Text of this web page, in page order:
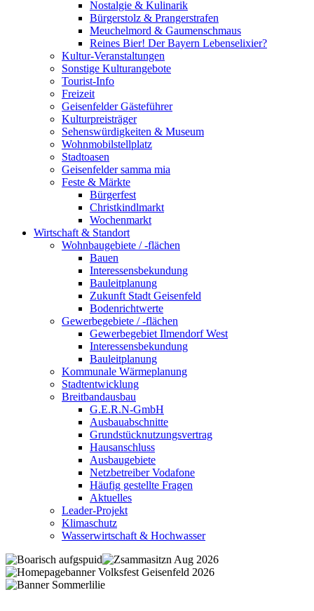
Nostalgie & Kulinarik
Bürgerstolz & Prangerstrafen
Meuchelmord & Gaumenschmaus
Reines Bier! Der Bayern Lebenselixier?
Kultur-Veranstaltungen
Sonstige Kulturangebote
Tourist-Info
Freizeit
Geisenfelder Gästeführer
Kulturpreisträger
Sehenswürdigkeiten & Museum
Wohnmobilstellplatz
Stadtoasen
Geisenfelder samma mia
Feste & Märkte
Bürgerfest
Christkindlmarkt
Wochenmarkt
Wirtschaft & Standort
Wohnbaugebiete / -flächen
Bauen
Interessensbekundung
Bauleitplanung
Zukunft Stadt Geisenfeld
Bodenrichtwerte
Gewerbegebiete / -flächen
Gewerbegebiet Ilmendorf West
Interessensbekundung
Bauleitplanung
Kommunale Wärmeplanung
Stadtentwicklung
Breitbandausbau
G.E.R.N-GmbH
Ausbauabschnitte
Grundstücknutzungsvertrag
Hausanschluss
Ausbaugebiete
Netzbetreiber Vodafone
Häufig gestellte Fragen
Aktuelles
Leader-Projekt
Klimaschutz
Wasserwirtschaft & Hochwasser